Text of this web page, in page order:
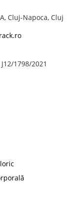
Cluj-Napoca, Cluj
1798/2021